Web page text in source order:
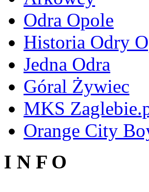
Odra Opole
Historia Odry
Jedna Odra
Góral Żywiec
MKS
Orange City
I N F O